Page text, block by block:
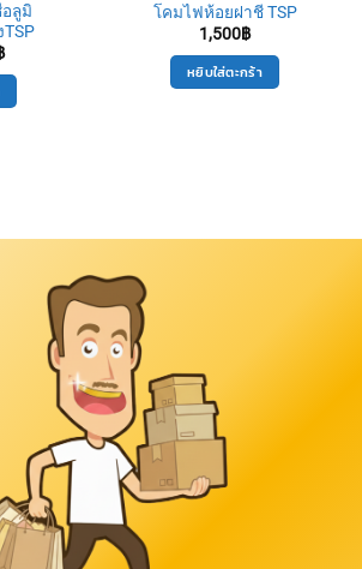
ลูมิ
Current
is:
320฿.
โคมไฟห้อยฝาชี TSP
1,500฿
หยิบใส่ตะกร้า